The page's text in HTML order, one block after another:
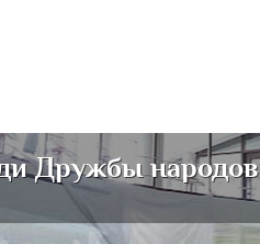
Дружбы народов